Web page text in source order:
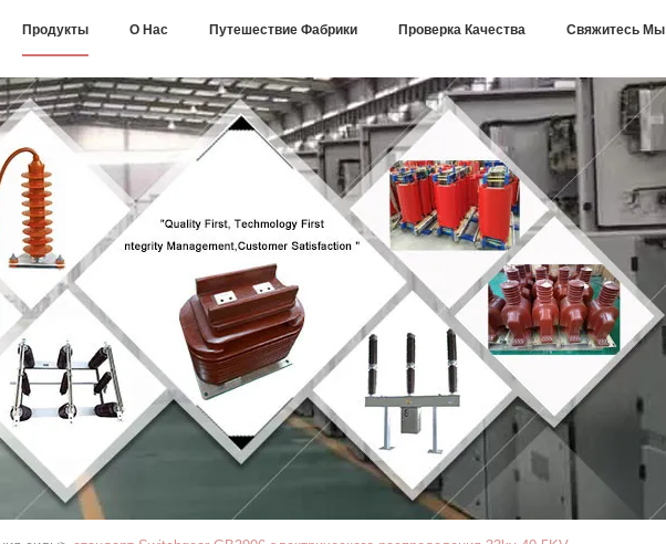
Продукты О Нас Путешествие Фабрики Проверка Качества Свяжитесь Мы